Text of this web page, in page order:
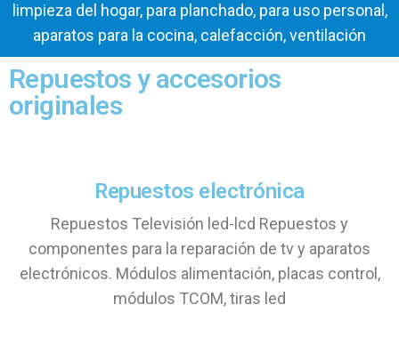
limpieza del hogar, para planchado, para uso personal,
aparatos para la cocina, calefacción, ventilación
Repuestos y accesorios
originales
Repuestos electrónica
Repuestos Televisión led-lcd Repuestos y
componentes para la reparación de tv y aparatos
electrónicos. Módulos alimentación, placas control,
módulos TCOM, tiras led